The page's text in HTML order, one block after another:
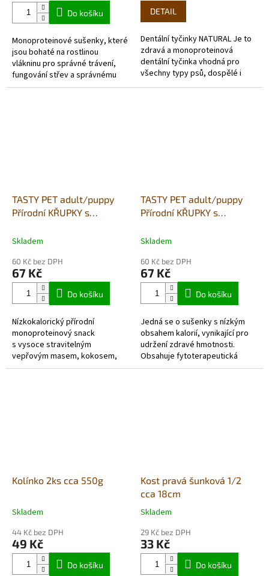
Do košíku
Monoproteinové sušenky, které
jsou bohaté na rostlinou
vlákninu pro správné trávení,
fungování střev a správnému
vstřebávání živin. vepřové
DETAIL
Dentální tyčinky NATURAL Je to
zdravá a monoproteinová
dentální tyčinka vhodná pro
všechny typy psů, dospělé i
štěňata. Obsahují mrkev a
TASTY PET adult/puppy
Přírodní KŘUPKY s
- SENSITIV
Skladem
60 Kč bez DPH
67 Kč
Do košíku
Nízkokalorický přírodní
monoproteinový snack
s vysoce stravitelným
vepřovým masem, kokosem,
mrkví a fenyklem, který přispívá
TASTY PET adult/puppy
Přírodní KŘUPKY s
rebarborou 90g - URINARY
Skladem
60 Kč bez DPH
67 Kč
Do košíku
Jedná se o sušenky s nízkým
obsahem kalorií, vynikající pro
udržení zdravé hmotnosti.
Obsahuje fytoterapeutická
směs s přesličkou a artyčokem,
Kolínko 2ks cca 550g
Průměrné
produktu
je
Skladem
44 Kč bez DPH
49 Kč
Do košíku
Kost pravá šunková 1/2
cca 18cm
Průměrné
produktu
je
Skladem
29 Kč bez DPH
33 Kč
Do košíku